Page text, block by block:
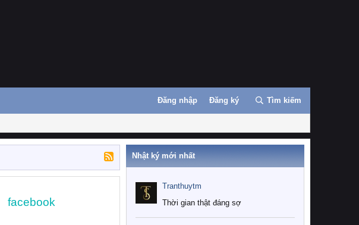
Đăng nhập Đăng ký Tìm kiếm
facebook
Nhật ký mới nhất
Tranthuytm
Thời gian thật đáng sợ